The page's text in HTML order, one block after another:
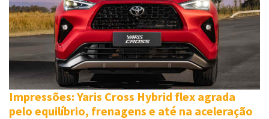
Impressões: Yaris Cross Hybrid flex agrada
pelo equilíbrio, frenagens e até na aceleração